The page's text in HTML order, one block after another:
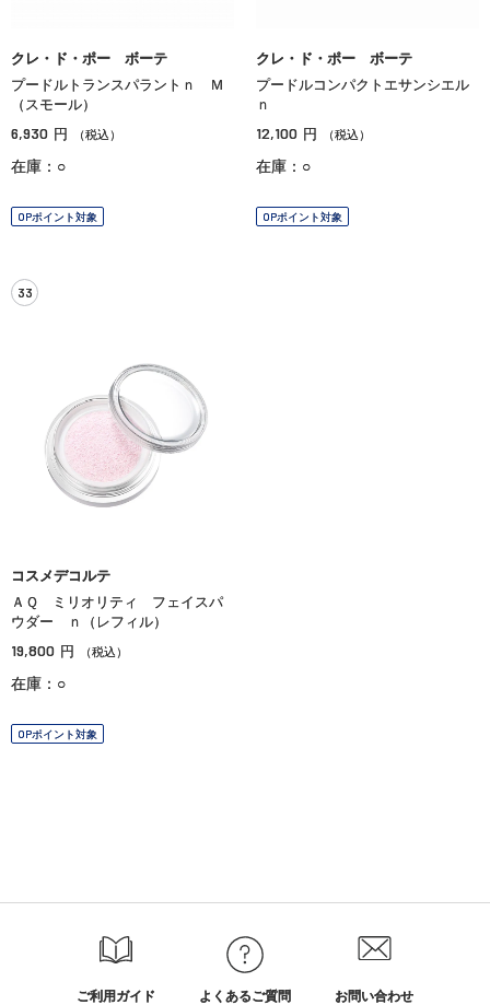
クレ・ド・ポー ボーテ
プードルトランスパラントｎ Ｍ
（スモール）
6,930 円 （税込）
在庫：○
OPポイント対象
クレ・ド・ポー ボーテ
プードルコンパクトエサンシエル
ｎ
12,100 円 （税込）
在庫：○
OPポイント対象
33
コスメデコルテ
ＡＱ ミリオリティ フェイスパ
ウダー ｎ（レフィル）
19,800 円 （税込）
在庫：○
OPポイント対象
ご利用ガイド よくあるご質問 お問い合わせ